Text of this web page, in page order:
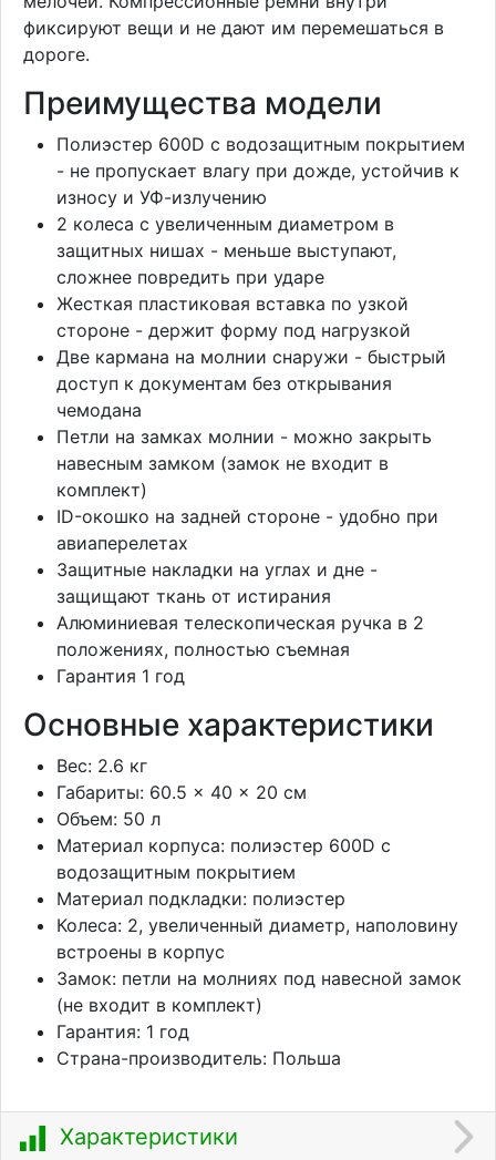
фиксируют вещи и не дают им перемешаться в
дороге.
Преимущества модели
Полиэстер 600D с водозащитным покрытием
- не пропускает влагу при дожде, устойчив к
износу и УФ-излучению
2 колеса с увеличенным диаметром в
защитных нишах - меньше выступают,
сложнее повредить при ударе
Жесткая пластиковая вставка по узкой
стороне - держит форму под нагрузкой
Две кармана на молнии снаружи - быстрый
доступ к документам без открывания
чемодана
Петли на замках молнии - можно закрыть
навесным замком (замок не входит в
комплект)
ID-окошко на задней стороне - удобно при
авиаперелетах
Защитные накладки на углах и дне -
защищают ткань от истирания
Алюминиевая телескопическая ручка в 2
положениях, полностью съемная
Гарантия 1 год
Основные характеристики
Вес: 2.6 кг
Габариты: 60.5 × 40 × 20 см
Объем: 50 л
Материал корпуса: полиэстер 600D с
водозащитным покрытием
Материал подкладки: полиэстер
Колеса: 2, увеличенный диаметр, наполовину
встроены в корпус
Замок: петли на молниях под навесной замок
(не входит в комплект)
Гарантия: 1 год
Страна-производитель: Польша
Характеристики